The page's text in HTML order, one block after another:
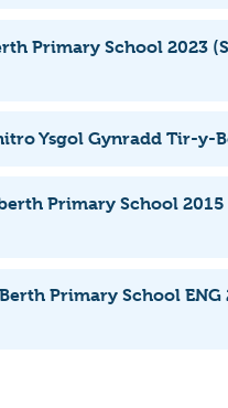
Primary School 2023
Ysgol Gynradd Tir-y-
Primary School 2015
Primary School ENG